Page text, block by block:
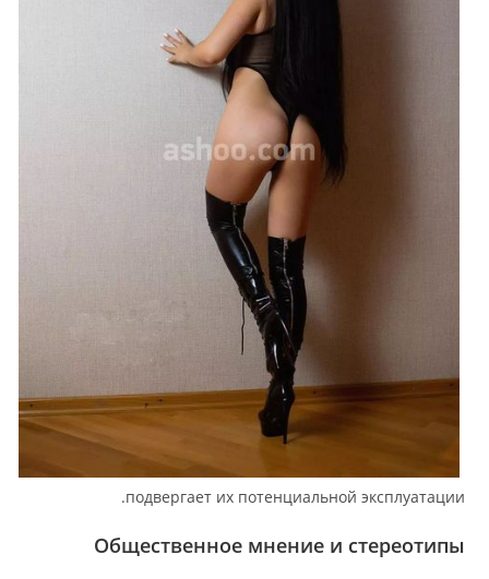
подвергает их потенциальной эксплуатации.
Общественное мнение и стереотипы